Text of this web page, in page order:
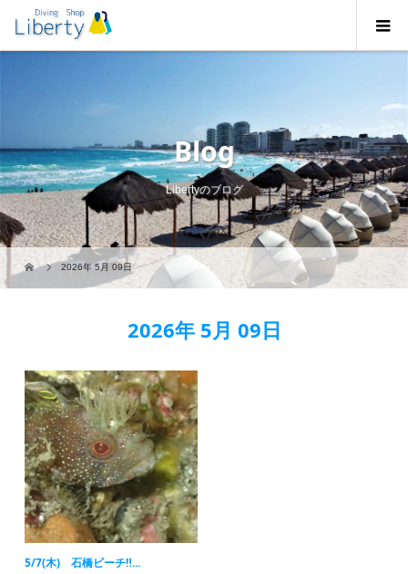
Blog
Libertyのブログ
2026年 5月 09日
2026年 5月 09日
5/7(木) 石橋ビーチ‼...